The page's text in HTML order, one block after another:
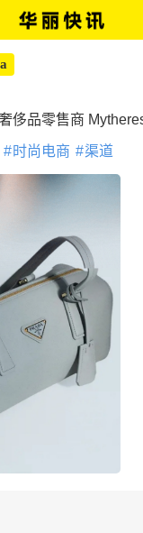
侈品零售商
时尚电商 渠道